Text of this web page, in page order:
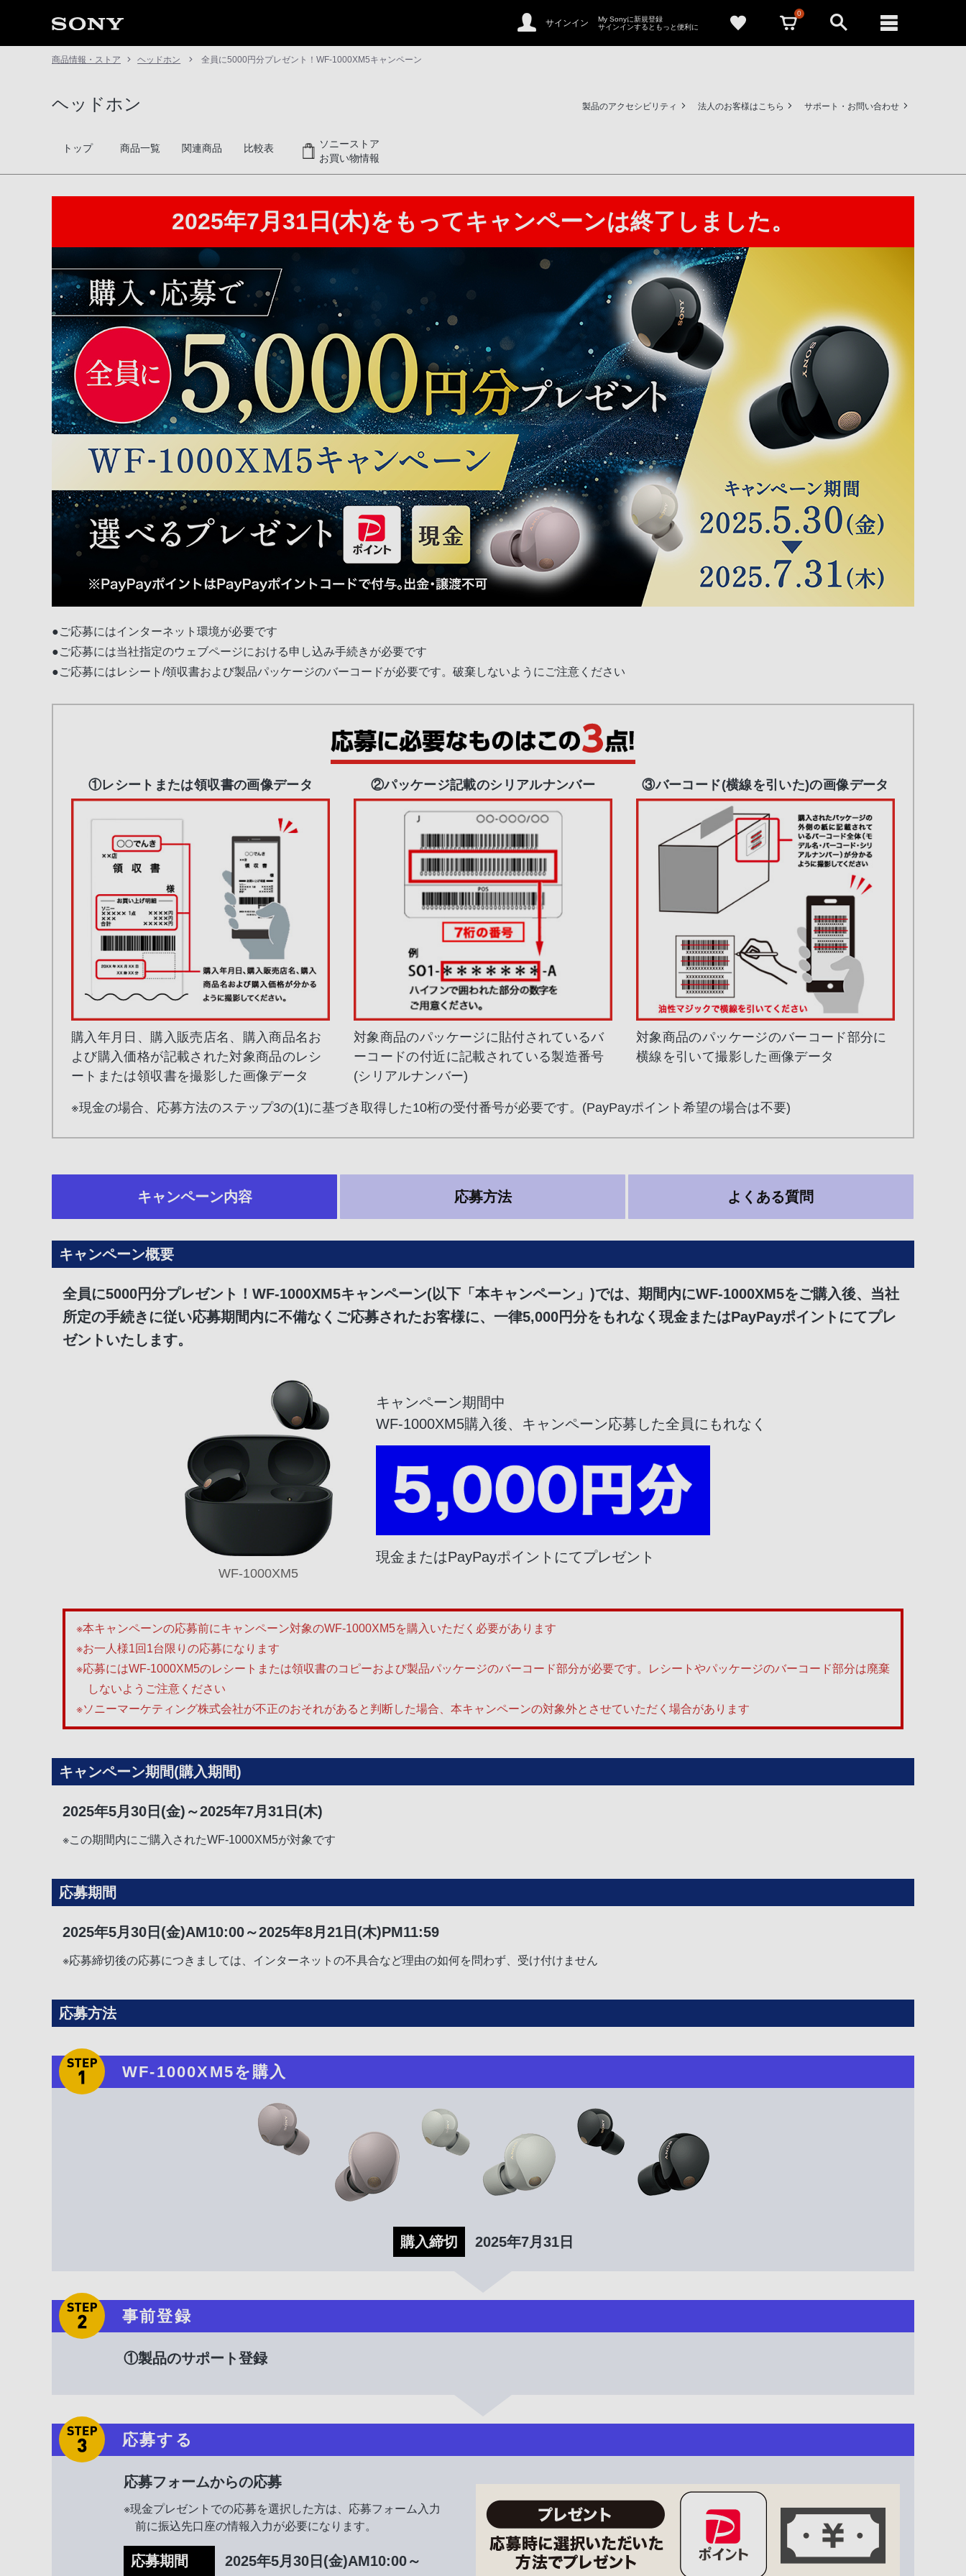
サインイン
My Sonyに新規登録
サインインするともっと便利に
0
商品情報・ストア ヘッドホン 全員に5000円分プレゼント！WF-1000XM5キャンペーン
ヘッドホン 製品のアクセシビリティ 法人のお客様はこちら サポート・お問い合わせ
トップ 商品一覧 関連商品 比較表
ソニーストア
お買い物情報
2025年7月31日(木)をもってキャンペーンは終了しました。
●ご応募にはインターネット環境が必要です
●ご応募には当社指定のウェブページにおける申し込み手続きが必要です
●ご応募にはレシート/領収書および製品パッケージのバーコードが必要です。破棄しないようにご注意ください
①レシートまたは領収書の画像データ
購入年月日、購入販売店名、購入商品名お
よび購入価格が記載された対象商品のレシ
ートまたは領収書を撮影した画像データ
②パッケージ記載のシリアルナンバー
対象商品のパッケージに貼付されているバ
ーコードの付近に記載されている製造番号
(シリアルナンバー)
③バーコード(横線を引いた)の画像データ
対象商品のパッケージのバーコード部分に
横線を引いて撮影した画像データ
※現金の場合、応募方法のステップ3の(1)に基づき取得した10桁の受付番号が必要です。(PayPayポイント希望の場合は不要)
キャンペーン内容 応募方法 よくある質問
キャンペーン概要
全員に5000円分プレゼント！WF-1000XM5キャンペーン(以下「本キャンペーン」)では、期間内にWF-1000XM5をご購入後、当社
所定の手続きに従い応募期間内に不備なくご応募されたお客様に、一律5,000円分をもれなく現金またはPayPayポイントにてプレ
ゼントいたします。
WF-1000XM5
キャンペーン期間中
WF-1000XM5購入後、
キャンペーン応募した全員にもれなく
現金またはPayPayポイントにてプレゼント
※本キャンペーンの応募前にキャンペーン対象のWF-1000XM5を購入いただく必要があります
※お一人様1回1台限りの応募になります
※応募にはWF-1000XM5のレシートまたは領収書のコピーおよび製品パッケージのバーコード部分が必要です。レシートやパッケージのバーコード部分は廃棄
しないようご注意ください
※ソニーマーケティング株式会社が不正のおそれがあると判断した場合、本キャンペーンの対象外とさせていただく場合があります
キャンペーン期間(購入期間)
2025年5月30日(金)～2025年7月31日(木)
※この期間内にご購入されたWF-1000XM5が対象です
応募期間
2025年5月30日(金)AM10:00～2025年8月21日(木)PM11:59
※応募締切後の応募につきましては、インターネットの不具合など理由の如何を問わず、受け付けません
応募方法
WF-1000XM5を購入
購入締切 2025年7月31日
事前登録
①製品のサポート登録
応募する
応募フォームからの応募
※現金プレゼントでの応募を選択した方は、応募フォーム入力
前に振込先口座の情報入力が必要になります。
応募期間
2025年5月30日(金)AM10:00～